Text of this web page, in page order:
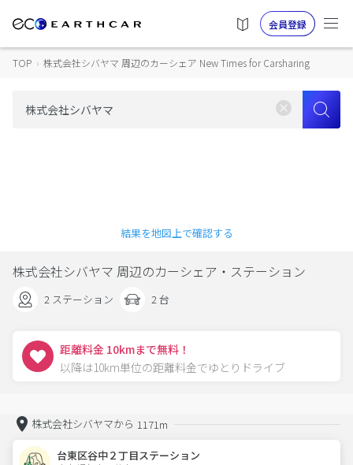
会員登録
TOP › 株式会社シバヤマ 周辺のカーシェア New Times for Carsharing
結果を地図上で確認する
株式会社シバヤマ 周辺のカーシェア・ステーション
2 ステーション 2 台
距離料金 10kmまで無料！
以降は10km単位の距離料金でゆとりドライブ
株式会社シバヤマから 1171m
台東区谷中２丁目ステーション